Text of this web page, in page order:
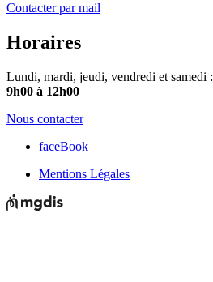
Contacter par mail
Horaires
Lundi, mardi, jeudi, vendredi et samedi :
9h00 à 12h00
Nous contacter
faceBook
Mentions Légales